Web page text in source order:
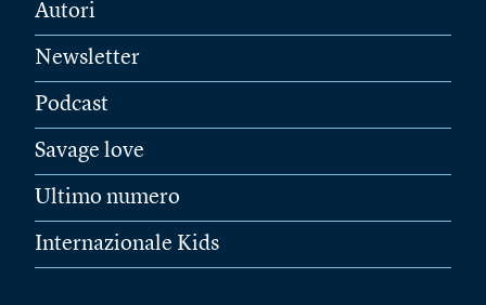
Autori
Newsletter
Podcast
Savage love
Ultimo numero
Internazionale Kids